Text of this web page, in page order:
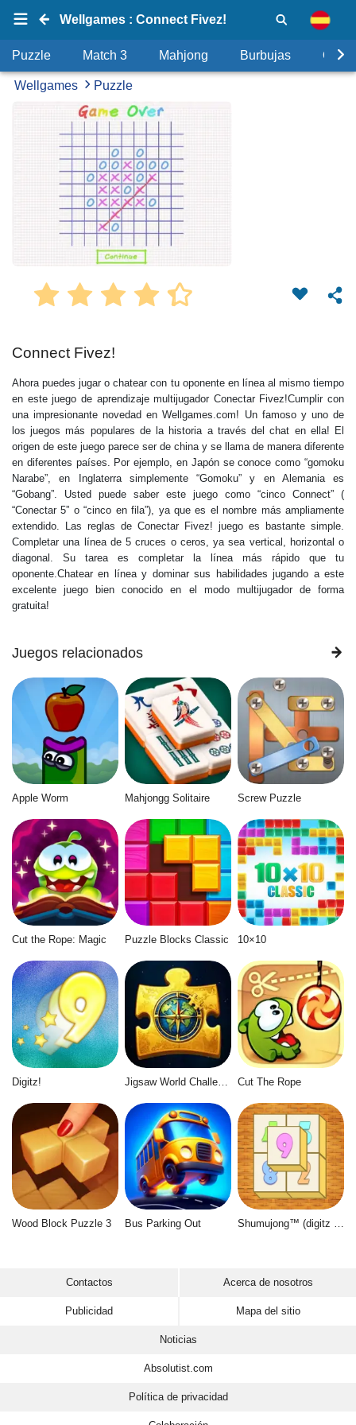
Wellgames : Connect Fivez!
Puzzle Match 3 Mahjong Burbujas
Wellgames Puzzle
Connect Fivez!
Ahora puedes jugar o chatear con tu oponente en línea al mismo tiempo
en este juego de aprendizaje multijugador Conectar Fivez!Cumplir con
una impresionante novedad en Wellgames.com! Un famoso y uno de
los juegos más populares de la historia a través del chat en ella! El
origen de este juego parece ser de china y se llama de manera diferente
en diferentes países. Por ejemplo, en Japón se conoce como “gomoku
Narabe”, en Inglaterra simplemente “Gomoku” y en Alemania es
“Gobang”. Usted puede saber este juego como “cinco Connect” (
“Conectar 5” o “cinco en fila”), ya que es el nombre más ampliamente
extendido. Las reglas de Conectar Fivez! juego es bastante simple.
Completar una línea de 5 cruces o ceros, ya sea vertical, horizontal o
diagonal. Su tarea es completar la línea más rápido que tu
oponente.Chatear en línea y dominar sus habilidades jugando a este
excelente juego bien conocido en el modo multijugador de forma
gratuita!
Juegos relacionados
Apple Worm Mahjongg Solitaire Screw Puzzle
Cut the Rope: Magic Puzzle Blocks Classic 10×10
Digitz! Jigsaw World Challenge Cut The Rope
Wood Block Puzzle 3 Bus Parking Out
Contactos Acerca de nosotros
Publicidad Mapa del sitio
Noticias
Absolutist.com
Política de privacidad